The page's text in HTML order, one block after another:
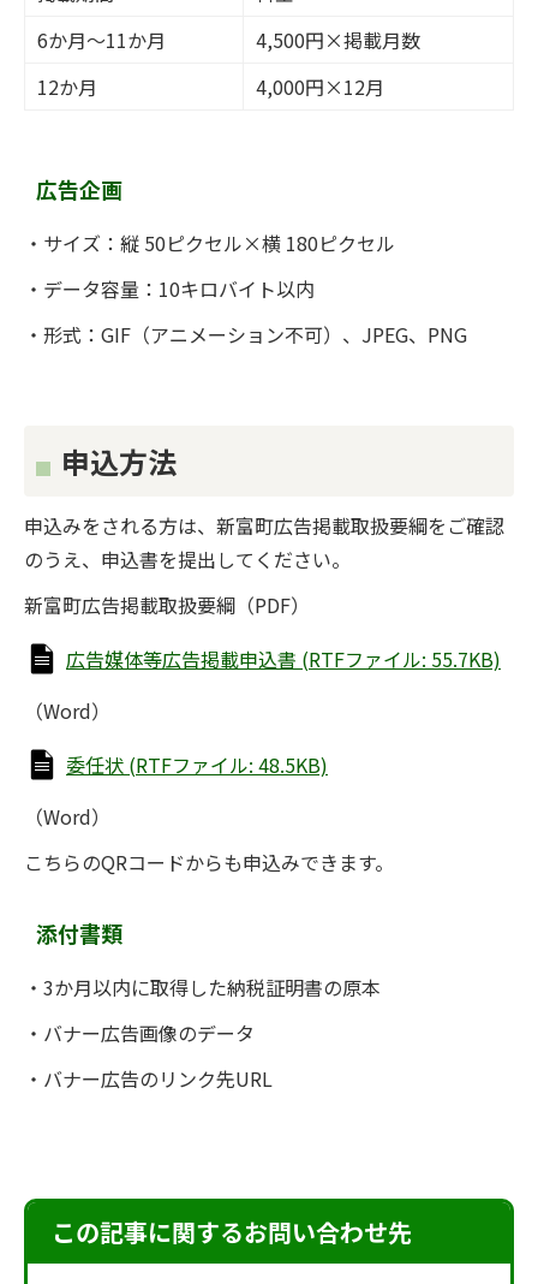
6か月～11か月
4,500円×掲載月数
12か月
4,000円×12月
広告企画
・サイズ：縦 50ピクセル×横 180ピクセル
・データ容量：10キロバイト以内
・形式：GIF（アニメーション不可）、JPEG、PNG
申込方法
申込みをされる方は、新富町広告掲載取扱要綱をご確認
のうえ、申込書を提出してください。
新富町広告掲載取扱要綱（PDF）
広告媒体等広告掲載申込書 (RTFファイル: 55.7KB)
（Word）
委任状 (RTFファイル: 48.5KB)
（Word）
こちらのQRコードからも申込みできます。
添付書類
・3か月以内に取得した納税証明書の原本
・バナー広告画像のデータ
・バナー広告のリンク先URL
この記事に関するお問い合わせ先